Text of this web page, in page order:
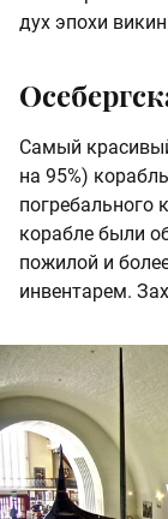
дух эпохи
Самый
на 95%)
погребального
корабле были
пожилой и
инвентарем.